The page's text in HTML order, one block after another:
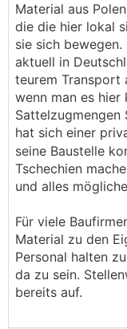
Material aus
die die hier lokal
sie sich
aktuell in
teurem Transport
wenn man es
Sattelzugmengen
hat sich einer
seine Baustelle
Tschechien
und alles
Für viele
Material zu den
Personal halten
da zu sein.
bereits auf.